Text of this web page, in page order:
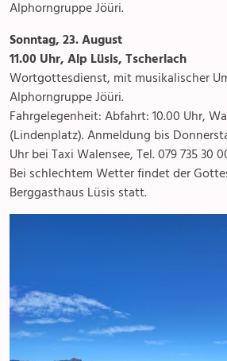
Alphorngruppe Jöüri.
Sonntag, 23. August
11.00 Uhr, Alp Lüsis, Tscherlach
Wortgottesdienst, mit musikalischer
Alphorngruppe Jöüri.
Fahrgelegenheit: Abfahrt: 10.00 Uhr,
(Lindenplatz). Anmeldung bis
Uhr bei Taxi Walensee, Tel. 079 735 30
Bei schlechtem Wetter findet der
Berggasthaus Lüsis statt.